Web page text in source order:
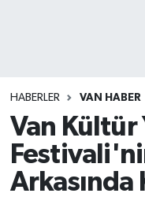
HABERLER VAN HABER
Van Kültür
Arkasında
Puan Durumu ve
Tüm Manşetler
Son Dakika